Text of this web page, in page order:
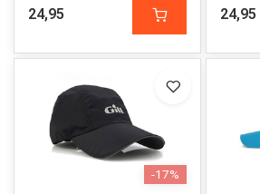
24,95 24,95
-17%